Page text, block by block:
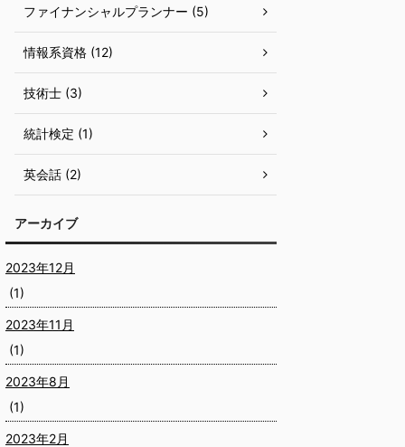
ファイナンシャルプランナー (5)
情報系資格 (12)
技術士 (3)
統計検定 (1)
英会話 (2)
アーカイブ
2023年12月
(1)
2023年11月
(1)
2023年8月
(1)
2023年2月